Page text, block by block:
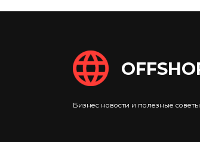
Налоговые вычеты
детей в России
Бизнес новости и полезные советы